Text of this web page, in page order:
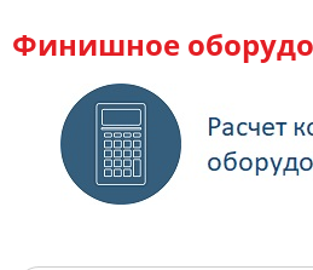
Финишное